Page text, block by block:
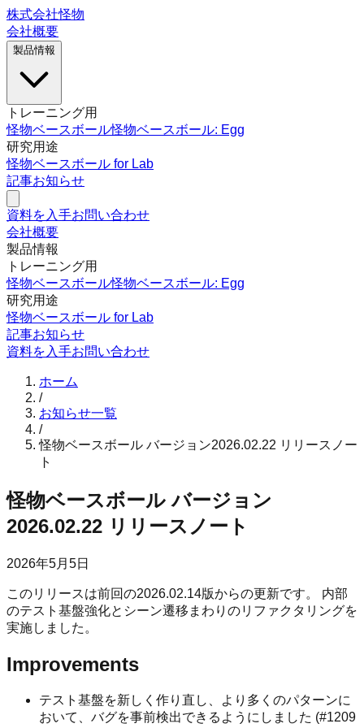
株式会社怪物
会社概要
製品情報
トレーニング用
怪物ベースボール怪物ベースボール: Egg
研究用途
怪物ベースボール for Lab
記事お知らせ
資料を入手お問い合わせ
会社概要
製品情報
トレーニング用
怪物ベースボール怪物ベースボール: Egg
研究用途
怪物ベースボール for Lab
記事お知らせ
資料を入手お問い合わせ
ホーム
/
お知らせ一覧
/
怪物ベースボール バージョン2026.02.22 リリースノー
ト
怪物ベースボール バージョン
2026.02.22 リリースノート
2026年5月5日
このリリースは前回の2026.02.14版からの更新です。 内部
のテスト基盤強化とシーン遷移まわりのリファクタリングを
実施しました。
Improvements
テスト基盤を新しく作り直し、より多くのパターンに
おいて、バグを事前検出できるようにしました (#1209